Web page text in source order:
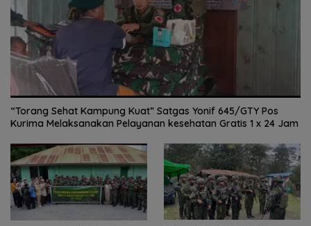
“Torang Sehat Kampung Kuat” Satgas Yonif 645/GTY Pos
Kurima Melaksanakan Pelayanan kesehatan Gratis 1 x 24 Jam